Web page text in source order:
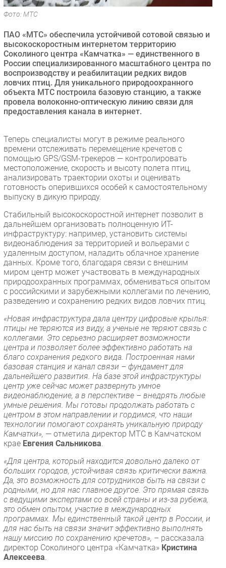
Безопасность
CIO/Управление ИТ
Гаджеты
Здоровье
РАЗДЕЛЫ
Интервью
Мероприятия
Проекты
IT класс
Тестовый стенд
Каталог компаний
Фото: МТС
ПАО «МТС» обеспечила устойчивой сотовой связью и
высокоскоростным интернетом территорию
Соколиного центра «Камчатка» — единственного в
России специализированного масштабного центра по
воспроизводству и реабилитации редких видов
ловчих птиц. Для уникального природоохранного
объекта МТС построила базовую станцию, а также
провела волоконно-оптическую линию связи для
предоставления канала в интернет.
Теперь специалисты могут в режиме реального
времени отслеживать перемещение кречетов с
помощью GPS/GSM-трекеров — контролировать
местоположение, скорость и высоту полета птиц,
анализировать траектории охоты и оценивать
готовность оперившихся особей к самостоятельному
выпуску в дикую природу.
Стабильный высокоскоростной интернет позволит в
дальнейшем организовать полноценную ИТ-
инфраструктуру: например, установить системы
видеонаблюдения за территорией и вольерами с
удаленным доступом, наладить облачное хранение
данных. Кроме того, благодаря связи с внешним
миром центр может участвовать в международных
природоохранных программах, обмениваться опытом
с российскими и зарубежными коллегами по лечению,
разведению и сохранению редких видов ловчих птиц.
«Новая инфраструктура дала центру цифровые крылья:
птицы не теряются из виду, а ученые не теряют связь с
коллегами. Это серьезно расширяет возможности
центра и позволяет более эффективно работать на
благо сохранения редкого вида. Построенная нами
базовая станция и канал связи – фундамент для
дальнейшего развития. На базе этой инфраструктуры
центр уже сейчас может развернуть умное
видеонаблюдение, а в перспективе – внедрять любые
умные решения. Мы готовы продолжать работать с
центром в этом направлении и гордимся, что наши
технологии помогают сохранять уникальную природу
Камчатки», — отметила директор МТС в Камчатском
крае Евгения Сальникова
«Для центра, который находится довольно далеко от
больших городов, устойчивая связь критически важна.
Да, это возможность для сотрудников быть на связи с
родными, но для нас главное другое. Это прямая связь
с ведущими экспертами со всей страны и из-за рубежа,
это обмен опытом, участие в международных
программах. Мы единственный такой центр в России, и
для нас быть на связи значит эффективно выполнять
нашу миссию по сохранению кречетов», – рассказала
директор Соколиного центра «Камчатка» Кристина
Алексеева